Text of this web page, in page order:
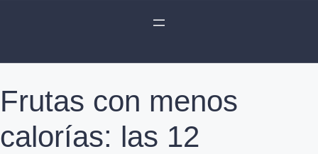
Frutas con menos
calorías: las 12